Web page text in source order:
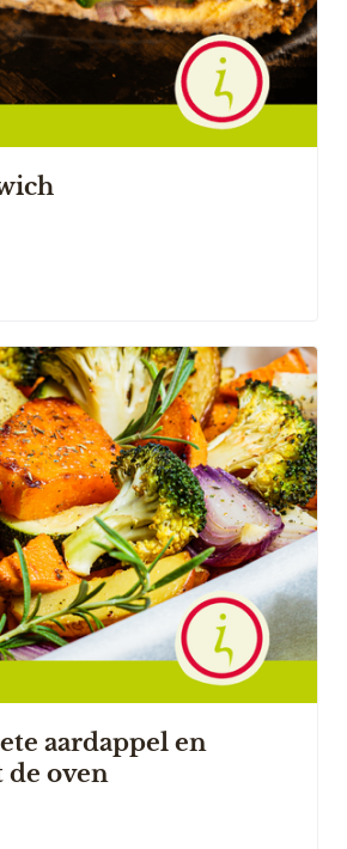
aardappel en
de oven